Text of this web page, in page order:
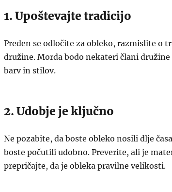
1. Upoštevajte tradicijo
Preden se odločite za obleko, razmislite o
družine. Morda bodo nekateri člani
barv in stilov.
2. Udobje je ključno
Ne pozabite, da boste obleko nosili dlje
boste počutili udobno. Preverite, ali je
prepričajte, da je obleka pravilne velikosti.